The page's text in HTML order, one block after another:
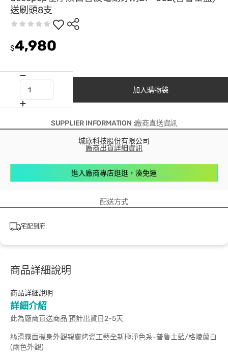
送刷頭8支
$4,980
加入購物袋
SUPPLIER INFORMATION :廠商直送資訊
城欣科技股份有限公司
廠商出貨詳細資訊
進入廠商專店逛逛，湊免運
配送方式
宅配到府
商品詳細說明
商品詳細說明
詳細介紹
此為廠商直送商品 預計出貨日2-5天
絲滑霧面機身外觀親膚烤瓷工藝全新極淨色系-普魯士藍/格陵蘭白
(兩色外觀)